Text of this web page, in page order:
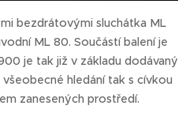
bezdrátovými sluchátka ML
ML 80. Součástí balení je
je tak již v základu dodávaný
všeobecné hledání tak s cívkou
zanesených prostředí.